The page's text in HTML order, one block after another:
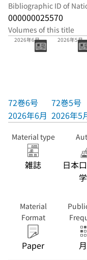
Bibliographic ID of
000000025570
Volumes of this title
72巻6号
2026年6月
72巻6号
2026年6月
72巻5号
2026年5月
72巻5号
2026年5
Material type
雑誌
日本
Material
Format
Paper